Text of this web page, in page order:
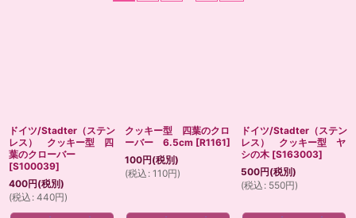
ドイツ/Stadter（ステン
レス） クッキー型 四
葉のクローバー
[S100039]
400円(税別)
(税込 : 440円)
クッキー型 四葉のクロ
ーバー 6.5cm [R1161]
100円(税別)
(税込 : 110円)
ドイツ/Stadter（ステン
レス） クッキー型 ヤ
シの木 [S163003]
500円(税別)
(税込 : 550円)